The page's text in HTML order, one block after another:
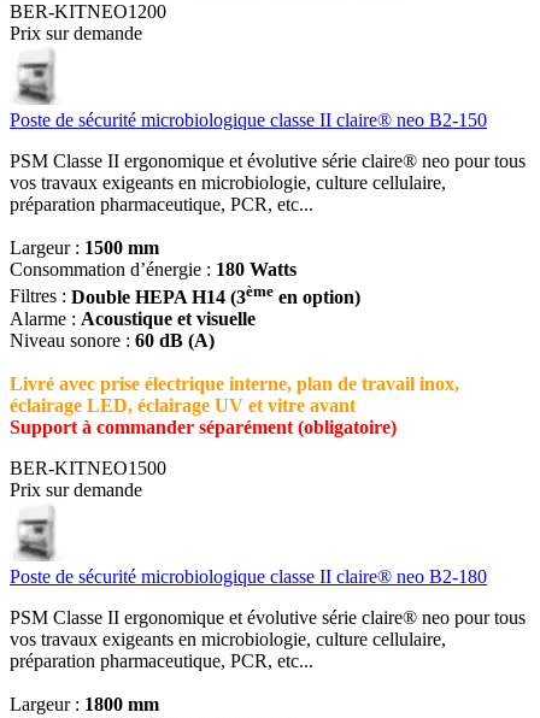
BER-KITNEO1200
Prix sur demande
Poste de sécurité microbiologique classe II claire® neo B2-150
PSM Classe II ergonomique et évolutive série claire® neo pour tous
vos travaux exigeants en microbiologie, culture cellulaire,
préparation pharmaceutique, PCR, etc...
Largeur : 1500 mm
Consommation d’énergie : 180 Watts
Filtres : Double HEPA H14 (3ème en option)
Alarme : Acoustique et visuelle
Niveau sonore : 60 dB (A)
Livré avec prise électrique interne, plan de travail inox,
éclairage LED, éclairage UV et vitre avant
Support à commander séparément (obligatoire)
BER-KITNEO1500
Prix sur demande
Poste de sécurité microbiologique classe II claire® neo B2-180
PSM Classe II ergonomique et évolutive série claire® neo pour tous
vos travaux exigeants en microbiologie, culture cellulaire,
préparation pharmaceutique, PCR, etc...
Largeur : 1800 mm